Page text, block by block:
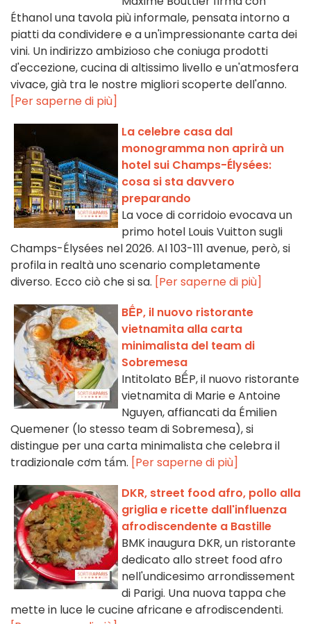
Éthanol una tavola più informale, pensata intorno a
piatti da condividere e a un'impressionante carta dei
vini. Un indirizzo ambizioso che coniuga prodotti
d'eccezione, cucina di altissimo livello e un'atmosfera
vivace, già tra le nostre migliori scoperte dell'anno.
[Per saperne di più]
La celebre casa dal
monogramma non aprirà un
hotel sui Champs-Élysées:
cosa si sta davvero
preparando
La voce di corridoio evocava un
primo hotel Louis Vuitton sugli
Champs-Élysées nel 2026. Al 103-111 avenue, però, si
profila in realtà uno scenario completamente
diverso. Ecco ciò che si sa. [Per saperne di più]
BẾP, il nuovo ristorante
vietnamita alla carta
minimalista del team di
Sobremesa
Intitolato BẾP, il nuovo ristorante
vietnamita di Marie e Antoine
Nguyen, affiancati da Émilien
Quemener (lo stesso team di Sobremesa), si
distingue per una carta minimalista che celebra il
tradizionale cơm tấm. [Per saperne di più]
DKR, street food afro, pollo alla
griglia e ricette dall'influenza
afrodiscendente a Bastille
BMK inaugura DKR, un ristorante
dedicato allo street food afro
nell'undicesimo arrondissement
di Parigi. Una nuova tappa che
mette in luce le cucine africane e afrodiscendenti.